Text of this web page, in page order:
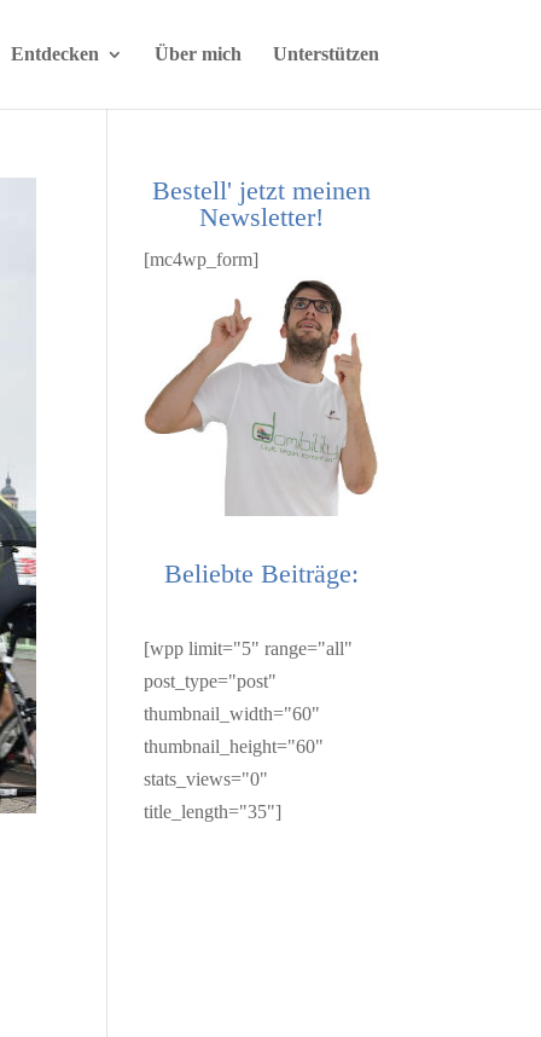
Entdecken Über mich Unterstützen
Bestell' jetzt meinen
Newsletter!
[mc4wp_form]
Beliebte Beiträge:
[wpp limit="5" range="all"
post_type="post"
thumbnail_width="60"
thumbnail_height="60"
stats_views="0"
title_length="35"]